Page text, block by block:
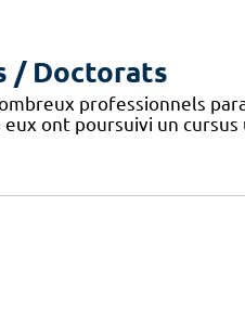
/ Doctorats
professionnels
ont poursuivi un